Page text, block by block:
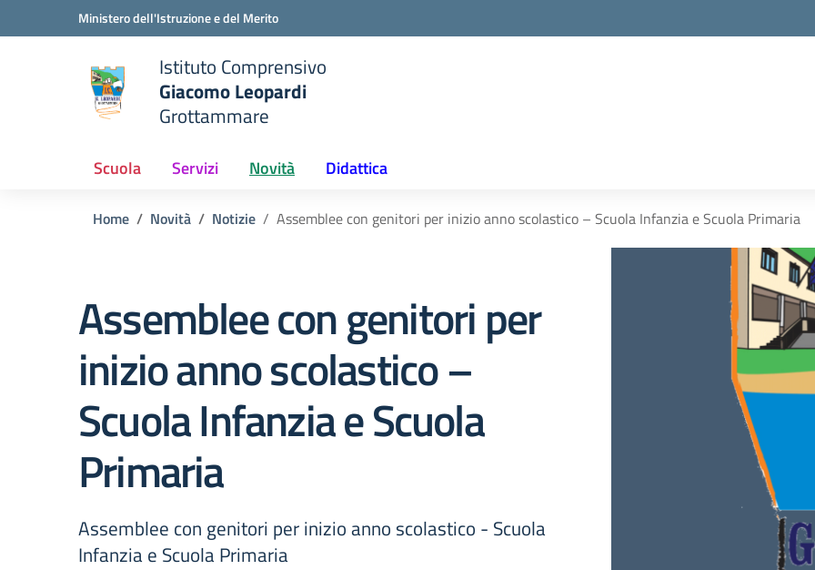
Vai ai contenuti
Vai al menu di navigazioneMinistero dell'Istruzione e del Merito
scuola
Istituto Comprensivo
Giacomo Leopardi
Grottammare
Scuola Servizi Novità Didattica
Home Novità Notizie Assemblee con genitori per inizio anno scolastico – Scuola Infanzia e Scuola Primaria
Assemblee con genitori per
inizio anno scolastico –
Scuola Infanzia e Scuola
Primaria
Assemblee con genitori per inizio anno scolastico - Scuola
Infanzia e Scuola Primaria